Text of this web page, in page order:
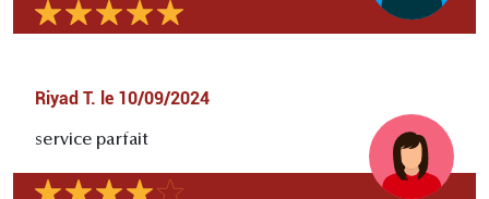
Riyad T. le 10/09/2024
service parfait